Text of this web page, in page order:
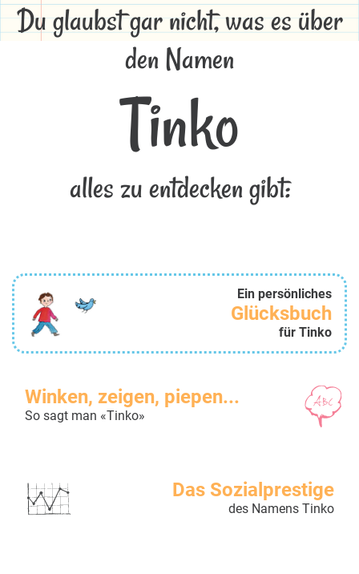
Du glaubst gar nicht, was es über
den Namen
Tinko
alles zu entdecken gibt:
Ein persönliches
Glücksbuch
für Tinko
Winken, zeigen, piepen...
So sagt man «Tinko»
Das Sozialprestige
des Namens Tinko